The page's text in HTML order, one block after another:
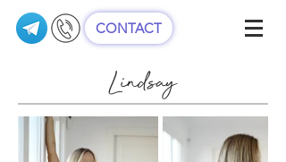
CONTACT
Lindsay